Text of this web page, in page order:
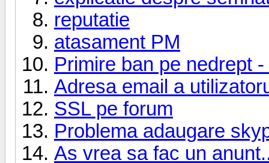
reputatie
atasament PM
Primire ban pe nedrept
Adresa email a
SSL pe forum
Problema adaugare
As vrea sa fac un